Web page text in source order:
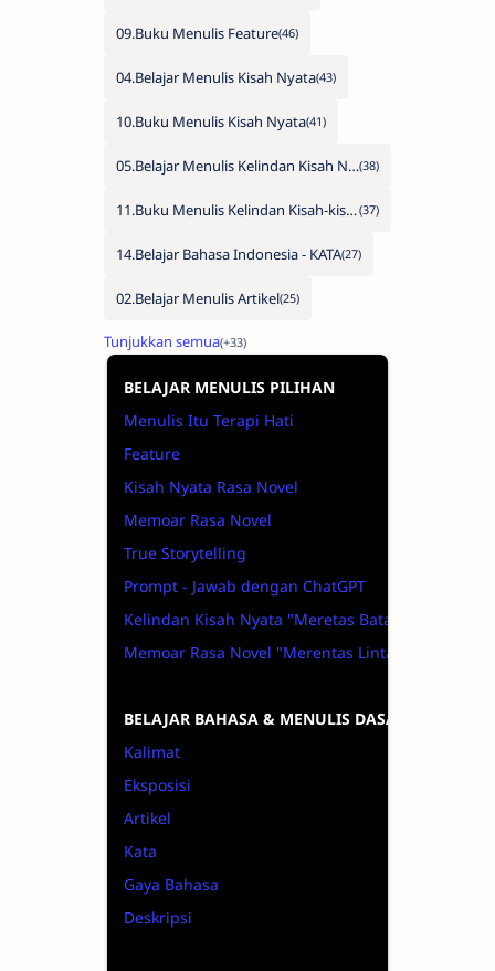
09.Buku Menulis Feature
04.Belajar Menulis Kisah Nyata
10.Buku Menulis Kisah Nyata
05.Belajar Menulis Kelindan Kisah Nyata
11.Buku Menulis Kelindan Kisah-kisah Nyata
14.Belajar Bahasa Indonesia - KATA
02.Belajar Menulis Artikel
BELAJAR MENULIS PILIHAN
Menulis Itu Terapi Hati
Feature
Kisah Nyata Rasa Novel
Memoar Rasa Novel
True Storytelling
Prompt - Jawab dengan ChatGPT
Kelindan Kisah Nyata "Meretas Batas"
Memoar Rasa Novel "Merentas Lintas"
BELAJAR BAHASA & MENULIS DASAR
Kalimat
Eksposisi
Artikel
Kata
Gaya Bahasa
Deskripsi